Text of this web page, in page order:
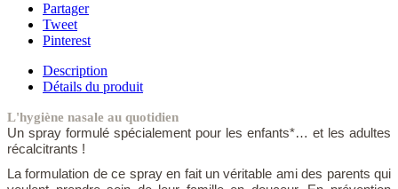
Partager
Tweet
Pinterest
Description
Détails du produit
L'hygiène nasale au quotidien
Un spray formulé spécialement pour les enfants*… et les adultes
récalcitrants !
La formulation de ce spray en fait un véritable ami des parents qui